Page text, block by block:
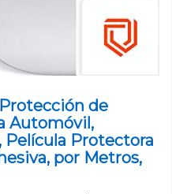
de
Automóvil,
Protectora
por Metros,